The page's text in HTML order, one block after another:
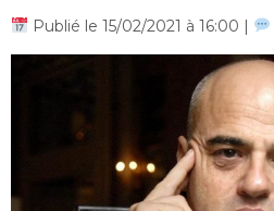
Publié le 15/02/2021 à 16:00 |